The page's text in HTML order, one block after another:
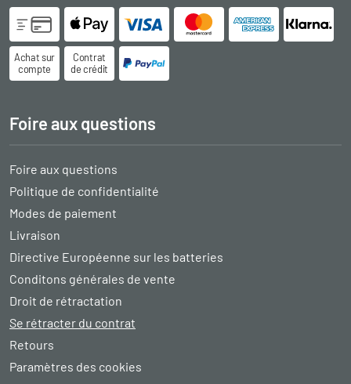
Achat sur
compte
Contrat
de crédit
Foire aux questions
Foire aux questions
Politique de confidentialité
Modes de paiement
Livraison
Directive Européenne sur les batteries
Conditons générales de vente
Droit de rétractation
Se rétracter du contrat
Retours
Paramètres des cookies